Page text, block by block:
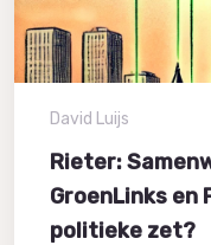
David Luijs
Rieter:
GroenLinks en
politieke zet?